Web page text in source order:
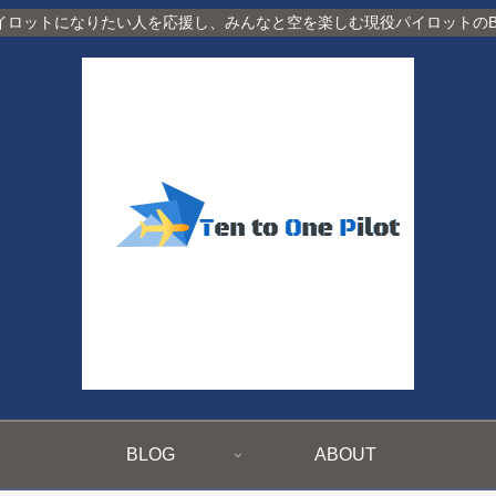
ロットになりたい人を応援し、みんなと空を楽しむ現役パイロットの
BLOG ABOUT